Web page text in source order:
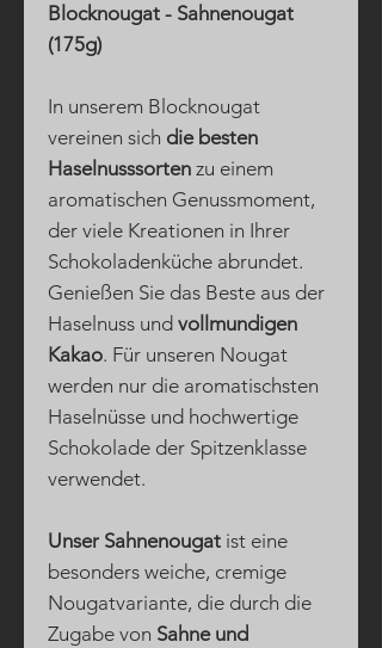
Blocknougat - Sahnenougat
(175g)
In unserem Blocknougat
vereinen sich die besten
Haselnusssorten zu einem
aromatischen Genussmoment,
der viele Kreationen in Ihrer
Schokoladenküche abrundet.
Genießen Sie das Beste aus der
Haselnuss und vollmundigen
Kakao. Für unseren Nougat
werden nur die aromatischsten
Haselnüsse und hochwertige
Schokolade der Spitzenklasse
verwendet.
Unser Sahnenougat ist eine
besonders weiche, cremige
Nougatvariante, die durch die
Zugabe von Sahne und